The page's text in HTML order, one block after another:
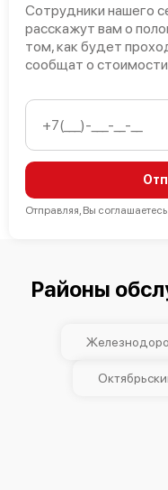
Сотрудники нашего
расскажут вам о
том, как будет
сообщат о
Отправляя, Вы соглашаетесь
Районы